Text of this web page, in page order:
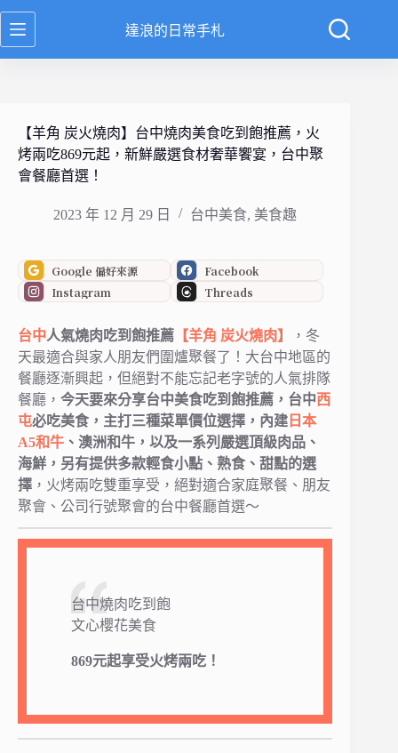
跳
至
達浪的日常手札
【羊角 炭火燒肉】台中燒肉美食吃到飽推薦，火
烤兩吃869元起，新鮮嚴選食材奢華饗宴，台中聚
會餐廳首選！
2023 年 12 月 29 日 台中美食, 美食趣
Google 偏好來源
Facebook
Instagram
Threads
台中人氣燒肉吃到飽推薦 【羊角 炭火燒肉】
，冬
天最適合與家人朋友們圍爐聚餐了！大台中地區的
餐廳逐漸興起，但絕對不能忘記老字號的人氣排隊
餐廳， 今天要來分享台中美食吃到飽推薦，台中西
屯必吃美食，主打三種菜單價位選擇，內建 日本
A5和牛 、澳洲和牛，以及一系列嚴選頂級肉品、
海鮮，另有提供多款輕食小點、熟食、甜點的選
擇 ，火烤兩吃雙重享受，絕對適合家庭聚餐、朋友
聚會、公司行號聚會的台中餐廳首選～
台中燒肉吃到飽
文心櫻花美食
869元起享受火烤兩吃！